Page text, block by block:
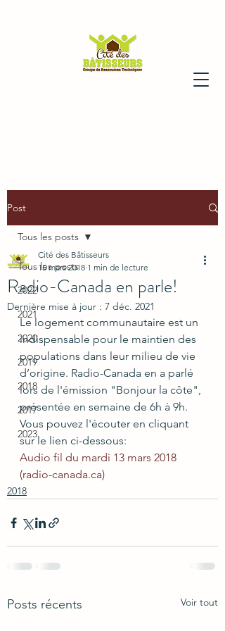
Post
Tous les posts
2022
2021
2020
2019
2018
2017
2023
Tous les posts
Radio-Canada en parle!
Cité des Bâtisseurs
15 mars 2018 1 min de lecture
Dernière mise à jour : 7 déc. 2021
Le logement communautaire est un
indispensable pour le maintien des
populations dans leur milieu de vie
d’origine. Radio-Canada en a parlé
lors de l'émission "Bonjour la côte",
présentée en semaine de 6h à 9h.
Vous pouvez l'écouter en cliquant
sur le lien ci-dessous:
Audio fil du mardi 13 mars 2018
(radio-canada.ca)
2018
Posts récents Voir tout